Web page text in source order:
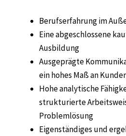
Berufserfahrung im
Eine abgeschlossene
Ausbildung
Ausgeprägte
ein hohes Maß an
Hohe analytische
strukturierte
Problemlösung
Eigenständiges und